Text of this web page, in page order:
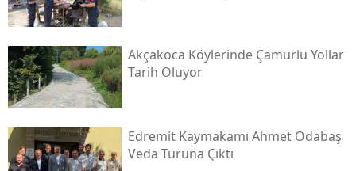
Akçakoca Köylerinde Çamurlu Yollar
Tarih Oluyor
Edremit Kaymakamı Ahmet Odabaş
Veda Turuna Çıktı